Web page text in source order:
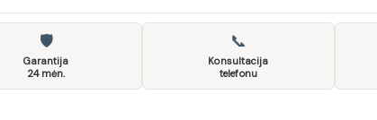
🛡
Garantija
24 mėn.
📞
Konsultacija
telefonu